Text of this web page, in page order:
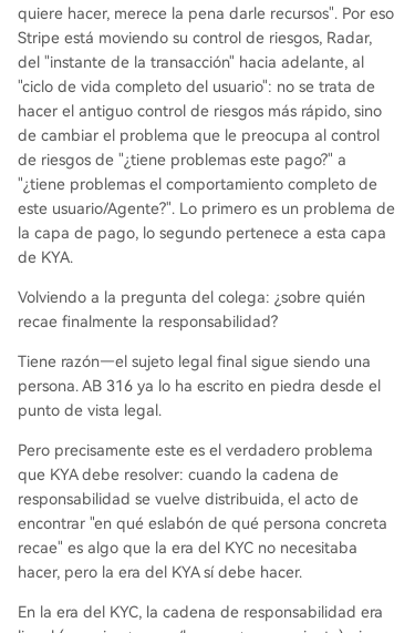
quiere hacer, merece la pena darle recursos". Por eso
Stripe está moviendo su control de riesgos, Radar,
del "instante de la transacción" hacia adelante, al
"ciclo de vida completo del usuario": no se trata de
hacer el antiguo control de riesgos más rápido, sino
de cambiar el problema que le preocupa al control
de riesgos de "¿tiene problemas este pago?" a
"¿tiene problemas el comportamiento completo de
este usuario/Agente?". Lo primero es un problema de
la capa de pago, lo segundo pertenece a esta capa
de KYA.
Volviendo a la pregunta del colega: ¿sobre quién
recae finalmente la responsabilidad?
Tiene razón—el sujeto legal final sigue siendo una
persona. AB 316 ya lo ha escrito en piedra desde el
punto de vista legal.
Pero precisamente este es el verdadero problema
que KYA debe resolver: cuando la cadena de
responsabilidad se vuelve distribuida, el acto de
encontrar "en qué eslabón de qué persona concreta
recae" es algo que la era del KYC no necesitaba
hacer, pero la era del KYA sí debe hacer.
En la era del KYC, la cadena de responsabilidad era